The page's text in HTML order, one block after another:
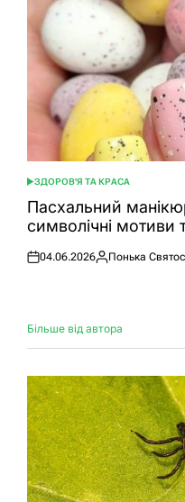
ОПУБЛІКУВАТИ
У
ЗДОРОВ'Я ТА КРАСА
Пасхальний
символічні мотиви
Оприлюднено
04.06.2026
Опубліковано
Понька
Більше від автора